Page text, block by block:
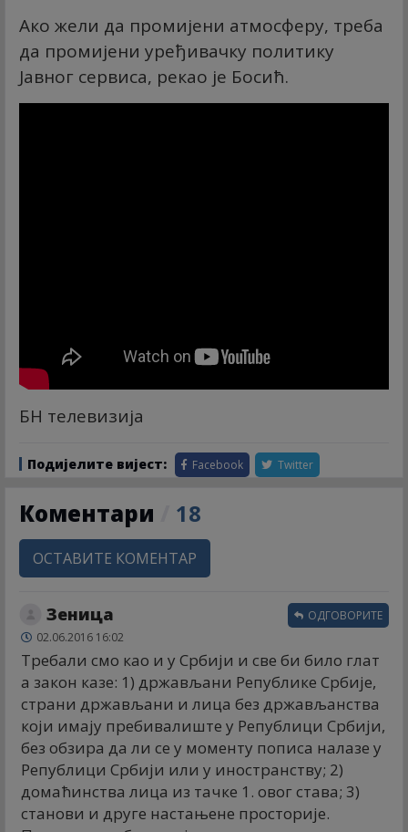
Ако жели да промијени атмосферу, треба
да промијени уређивачку политику
Јавног сервиса, рекао је Босић.
БН телевизија
Подијелите вијест: Facebook Twitter
Коментари 18
ОСТАВИТЕ КОМЕНТАР
Зеница
02.06.2016 16:02
Требали смо као и у Србији и све би било глат
а закон казе: 1) држављани Републике Србије,
страни држављани и лица без држављанства
који имају пребивалиште у Републици Србији,
без обзира да ли се у моменту пописа налазе у
Републици Србији или у иностранству; 2)
домаћинства лица из тачке 1. овог става; 3)
станови и друге настањене просторије.
ОДГОВОРИТЕ